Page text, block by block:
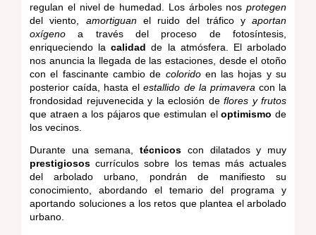
regulan el nivel de humedad. Los árboles nos protegen
del viento, amortiguanel ruido del tráfico y aportan
oxígeno a través del proceso de fotosíntesis,
enriqueciendo lacalidad de la atmósfera. El arbolado
nos anuncia la llegada de las estaciones, desde el otoño
con el fascinante cambio de coloridoen las hojas y su
posterior caída, hasta elestallido de la primavera con la
frondosidad rejuvenecida y la eclosión de flores y frutos
que atraen a los pájaros que estimulan eloptimismo de
los vecinos.
Durante una semana,técnicos con dilatados y muy
prestigiosos currículos sobre los temas más actuales
del arbolado urbano, pondrán de manifiesto su
conocimiento, abordando el temario del programa y
aportando soluciones a los retos que plantea el arbolado
urbano.